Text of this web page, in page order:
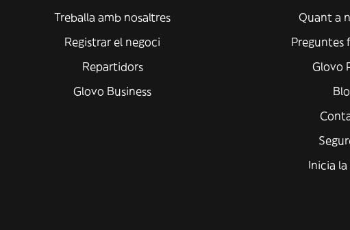
Treballa amb nosaltres
Registrar el negoci
Repartidors
Glovo Business
Quant a
Preguntes
Glovo
Inicia la